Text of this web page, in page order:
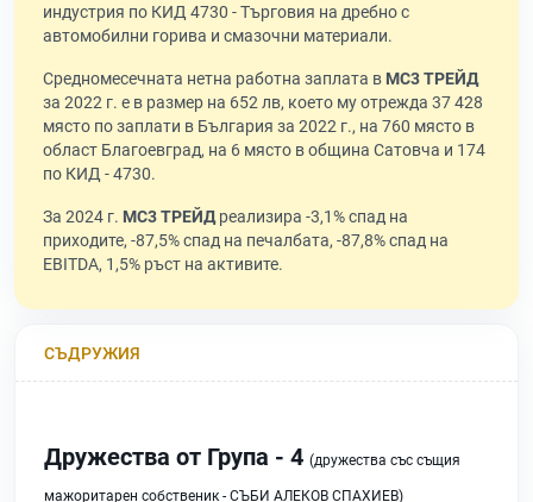
индустрия по КИД 4730 - Търговия на дребно с
автомобилни горива и смазочни материали.
Средномесечната нетна работна заплата в МС3 ТРЕЙД
за 2022 г. е в размер на 652 лв, което му отрежда 37 428
място по заплати в България за 2022 г., на 760 място в
област Благоевград, на 6 място в община Сатовча и 174
по КИД - 4730.
За 2024 г. МС3 ТРЕЙДреализира -3,1% спад на
приходите, -87,5% спад на печалбата, -87,8% спад на
EBITDA, 1,5% ръст на активите.
СЪДРУЖИЯ
Дружества от Група - 4 (дружества със същия
мажоритарен собственик - СЪБИ АЛЕКОВ СПАХИЕВ)